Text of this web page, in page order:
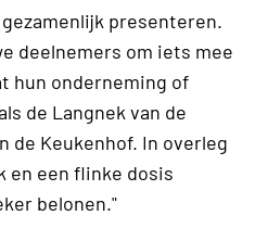
presenteren.
deelnemers om iets mee
hun onderneming of
de Langnek van de
de Keukenhof. In overleg
en een flinke dosis
belonen."